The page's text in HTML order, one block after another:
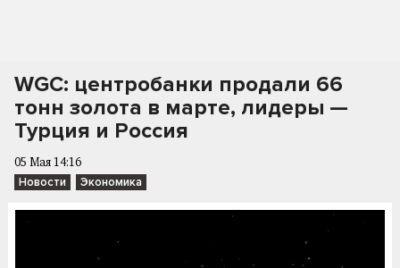
WGC: центробанки продали 66
тонн золота в марте, лидеры —
Турция и Россия
05 Мая 14:16
Новости Экономика